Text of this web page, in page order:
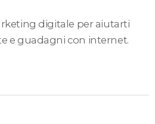
digitale per aiutarti
e guadagni con internet.